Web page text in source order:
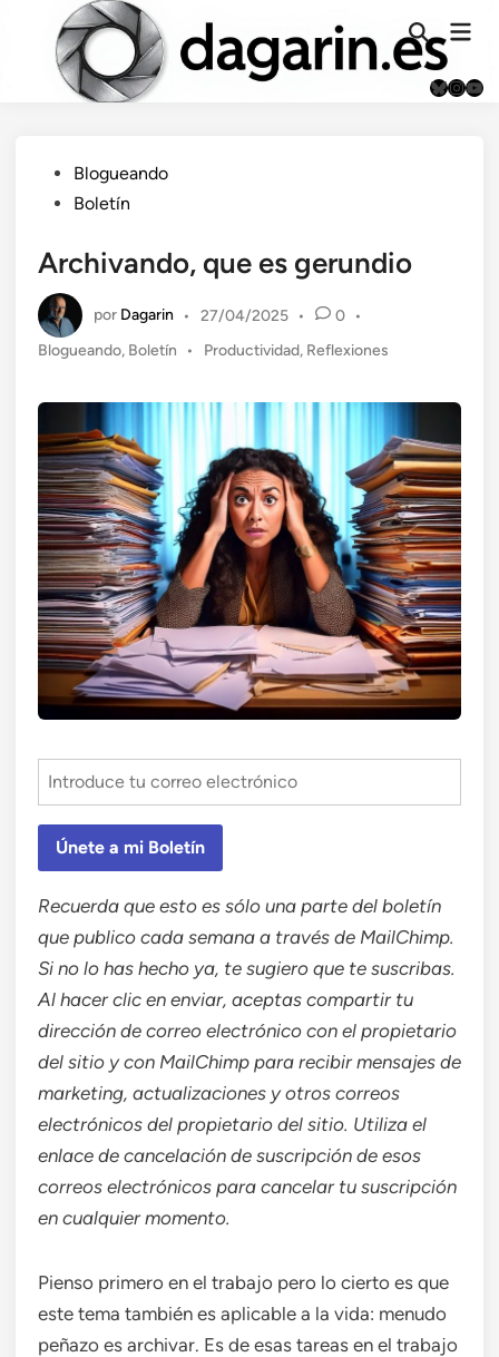
contenido
Abrir
búsqueda
Bluesky
Publicado
en
Blogueando
Boletín
Archivando, que es gerundio
por Dagarin • 27/04/2025 • 0
•
Publicado
Blogueando, Boletín • Productividad, Reflexiones
Únete a mi Boletín
Recuerda que esto es sólo una parte del boletín
que publico cada semana a través de MailChimp.
Si no lo has hecho ya, te sugiero que te suscribas.
Al hacer clic en enviar, aceptas compartir tu
dirección de correo electrónico con el propietario
del sitio y con MailChimp para recibir mensajes de
marketing, actualizaciones y otros correos
electrónicos del propietario del sitio. Utiliza el
enlace de cancelación de suscripción de esos
correos electrónicos para cancelar tu suscripción
en cualquier momento.
Pienso primero en el trabajo pero lo cierto es que
este tema también es aplicable a la vida: menudo
peñazo es archivar. Es de esas tareas en el trabajo